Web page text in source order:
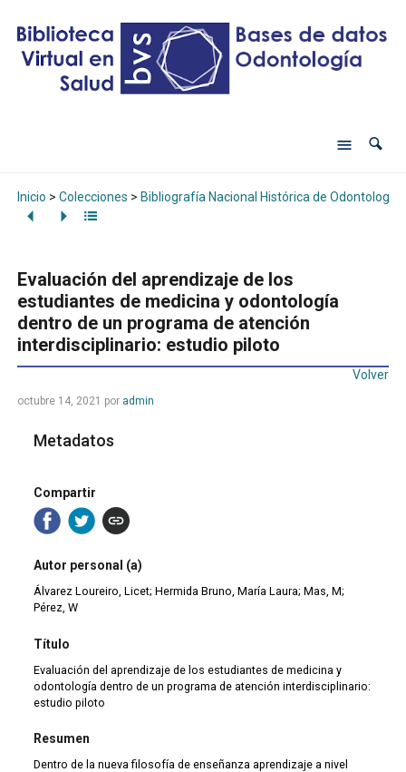
Inicio > Colecciones > Bibliografía Nacional Histórica de Odontología
Evaluación del aprendizaje de los
estudiantes de medicina y odontología
dentro de un programa de atención
interdisciplinario: estudio piloto
Volver
octubre 14, 2021 por admin
Metadatos
Compartir
Autor personal (a)
Álvarez Loureiro, Licet; Hermida Bruno, María Laura; Mas, M;
Pérez, W
Título
Evaluación del aprendizaje de los estudiantes de medicina y
odontología dentro de un programa de atención interdisciplinario:
estudio piloto
Resumen
Dentro de la nueva filosofía de enseñanza aprendizaje a nivel